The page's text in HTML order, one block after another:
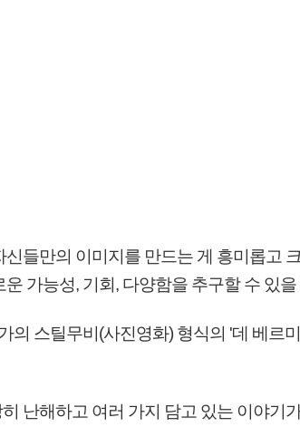
들만의 이미지를 만드는 게 흥미롭고
가능성, 기회, 다양함을 추구할 수 있
의 스틸무비(사진영화) 형식의 '데 베르
난해하고 여러 가지 담고 있는 이야기